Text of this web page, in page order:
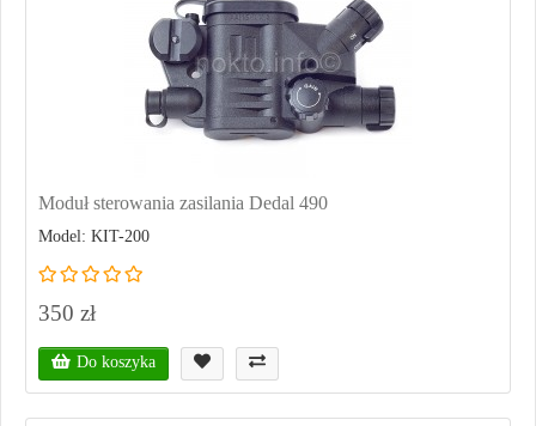
Moduł sterowania zasilania Dedal 490
Model: KIT-200
350 zł
Do koszyka